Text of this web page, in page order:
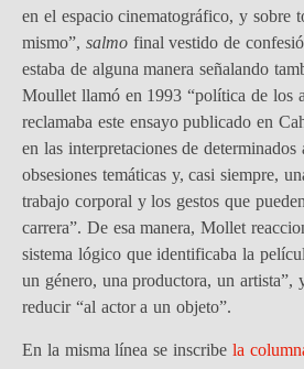
en el espacio cinematográfico, y sobre
mismo”, salmofinal vestido de
estaba de alguna manera señalando
Moullet llamó en 1993 “política de los
reclamaba este ensayo publicado en
en las interpretaciones de determinados
obsesiones temáticas y, casi siempre,
trabajo corporal y los gestos que
carrera”. De esa manera, Mollet
sistema lógico que identificaba la
un género, una productora, un artista”,
reducir “al actor a un objeto”.
En la misma línea se inscribe la